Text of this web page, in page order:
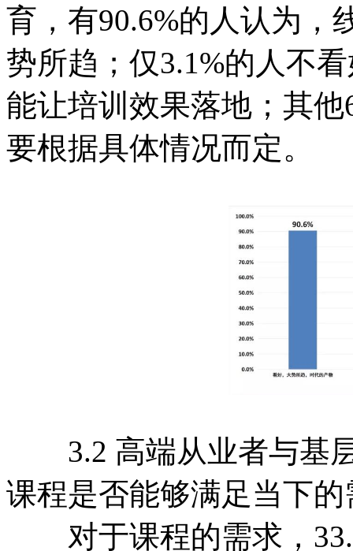
育，有90.6%的人认为，
势所趋；仅3.1%的人不
能让培训效果落地；其
要根据具体情况而定。
3.2 高端从业者与基层
课程是否能够满足当下的
对于课程的需求，